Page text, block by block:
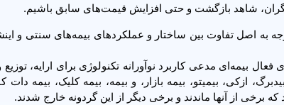
شاهد بازگشت و حتی افزایش قیمت‌های سابق باشیم.
به اصل تفاوت بین ساختار و عملکرد‌های بیمه‌های سنتی و
ازکی، بیمیتو، بیمه بازار، و بیمه، بیمه کلیک، بیمه دات
برخی از آنها ماندند و برخی دیگر از این گردونه خارج شدند.